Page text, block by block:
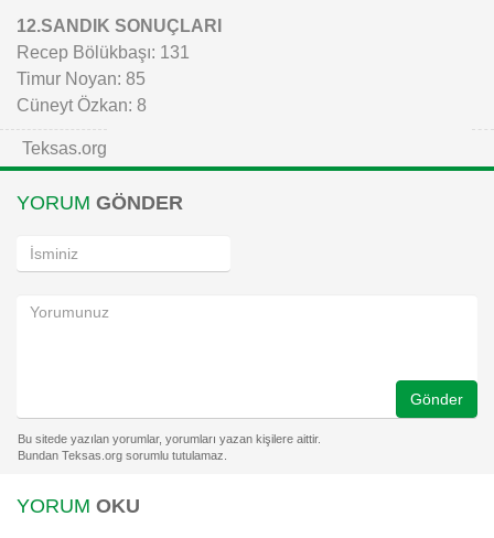
12.SANDIK SONUÇLARI
Recep Bölükbaşı: 131
Timur Noyan: 85
Cüneyt Özkan: 8
Teksas.org
YORUM GÖNDER
Gönder
YORUM OKU